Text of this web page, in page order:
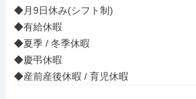
◆月9日休み(シフト制)
◆有給休暇
◆夏季 / 冬季休暇
◆慶弔休暇
◆産前産後休暇 / 育児休暇